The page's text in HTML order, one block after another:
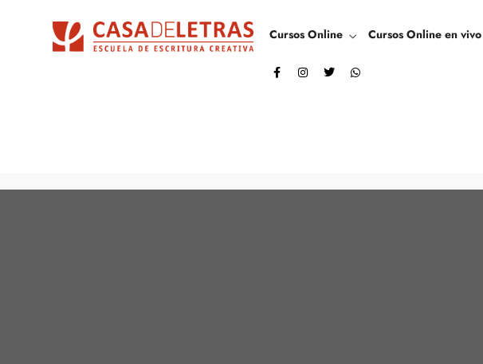
Cursos Online Cursos Online en vivo